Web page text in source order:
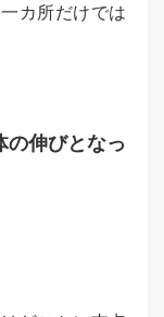
カ所だけでは
の伸びとなっ